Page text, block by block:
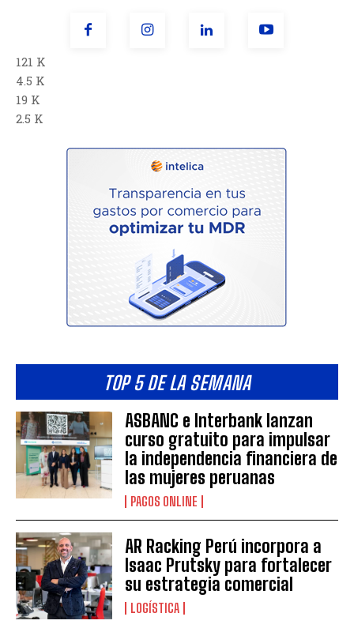
121 K
4.5 K
19 K
2.5 K
TOP 5 DE LA SEMANA
ASBANC e Interbank lanzan
curso gratuito para impulsar
la independencia financiera de
las mujeres peruanas
PAGOS ONLINE
AR Racking Perú incorpora a
Isaac Prutsky para fortalecer
su estrategia comercial
LOGÍSTICA